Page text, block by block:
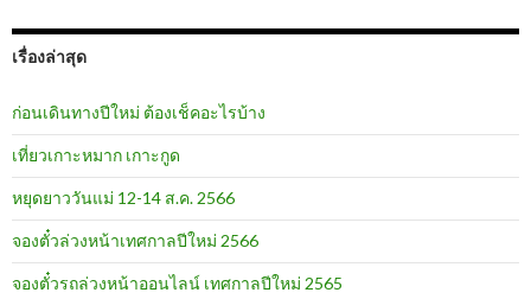
เรื่องล่าสุด
ก่อนเดินทางปีใหม่ ต้องเช็คอะไรบ้าง
เที่ยวเกาะหมาก เกาะกูด
หยุดยาววันแม่ 12-14 ส.ค. 2566
จองตั๋วล่วงหน้าเทศกาลปีใหม่ 2566
จองตั๋วรถล่วงหน้าออนไลน์ เทศกาลปีใหม่ 2565